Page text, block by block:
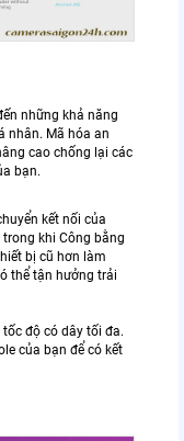
những khả năng
nhân. Mã hóa an
cao chống lại các
bạn.
kết nối của
khi Công bằng
bị cũ hơn làm
thể tận hưởng trải
độ có dây tối đa.
của bạn để có kết